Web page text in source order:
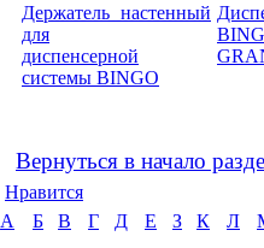
Держатель настенный
для
диспенсерной
системы BINGO
Вернуться в начало
Нравится
А
Б В Г Д Е З К Л